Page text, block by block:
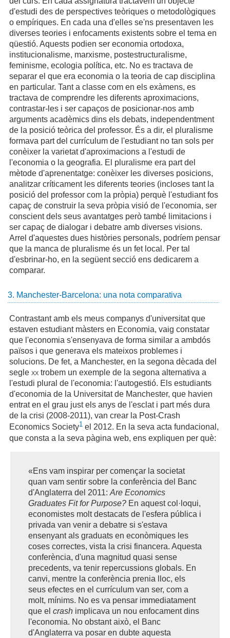
d'estudi des de perspectives teòriques o metodològiques
o empíriques. En cada una d'elles se'ns presentaven les
diverses teories i enfocaments existents sobre el tema en
qüestió. Aquests podien ser economia ortodoxa,
institucionalisme, marxisme, postestructuralisme,
feminisme, ecologia política, etc. No es tractava de
separar el que era economia o la teoria de cap disciplina
en particular. Tant a classe com en els exàmens, es
tractava de comprendre les diferents aproximacions,
contrastar-les i ser capaços de posicionar-nos amb
arguments acadèmics dins els debats, independentment
de la posició teòrica del professor. És a dir, el pluralisme
formava part del currículum de l'estudiant no tan sols per
conèixer la varietat d'aproximacions a l'estudi de
l'economia o la geografia. El pluralisme era part del
mètode d'aprenentatge: conèixer les diverses posicions,
analitzar críticament les diferents teories (incloses tant la
posició del professor com la pròpia) perquè l'estudiant fos
capaç de construir la seva pròpia visió de l'economia, ser
conscient dels seus avantatges però també limitacions i
ser capaç de dialogar i debatre amb diverses visions.
Arrel d'aquestes dues històries personals, podríem pensar
que la manca de pluralisme és un fet local. Per tal
d'esbrinar-ho, en la següent secció ens dedicarem a
comparar.
3. Manchester-Barcelona: una nota comparativa
Contrastant amb els meus companys d'universitat que
estaven estudiant màsters en Economia, vaig constatar
que l'economia s'ensenyava de forma similar a ambdós
països i que generava els mateixos problemes i
solucions. De fet, a Manchester, en la segona dècada del
segle xxtrobem un exemple de la segona alternativa a
l'estudi plural de l'economia: l'autogestió. Els estudiants
d'economia de la Universitat de Manchester, que havien
entrat en el grau just els anys de l'esclat i part més dura
de la crisi (2008-2011), van crear la Post-Crash
Economics Society1el 2012. En la seva acta fundacional,
que consta a la seva pàgina web, ens expliquen per què:
«Ens vam inspirar per començar la societat
quan vam sentir sobre la conferència del Banc
d'Anglaterra del 2011: Are Economics
Graduates Fit for Purpose?En aquest col·loqui,
economistes molt destacats de l'esfera pública i
privada van venir a debatre si s'estava
ensenyant als graduats en econòmiques les
coses correctes, vista la crisi financera. Aquesta
conferència, d'una magnitud quasi sense
precedents, va tenir repercussions globals. En
canvi, mentre la conferència prenia lloc, els
seus efectes en el currículum van ser, com a
molt, mínims. No es va pensar immediatament
que el crashimplicava un nou enfocament dins
l'economia. No obstant això, el Banc
d'Anglaterra va posar en dubte aquesta